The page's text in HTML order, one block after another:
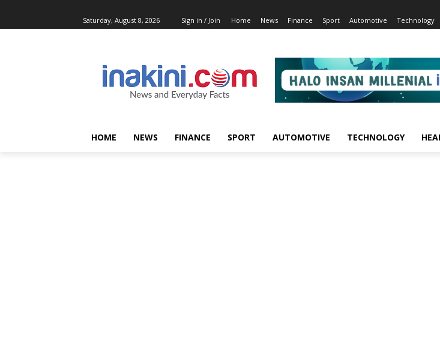
Saturday, August 8, 2026 Sign in / Join Home News Finance Sport Automotive Technology
HOME NEWS FINANCE SPORT AUTOMOTIVE TECHNOLOGY